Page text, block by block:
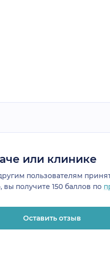
или клинике
пользователям
получите 150 баллов по
Оставить отзыв